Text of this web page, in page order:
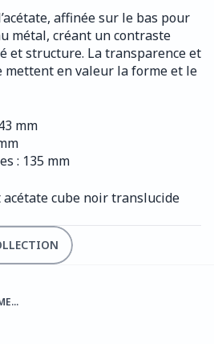
affinée sur le bas pour
métal, créant un contraste
et structure. La transparence et
mettent en valeur la forme et le
mm
: 135 mm
cube noir translucide